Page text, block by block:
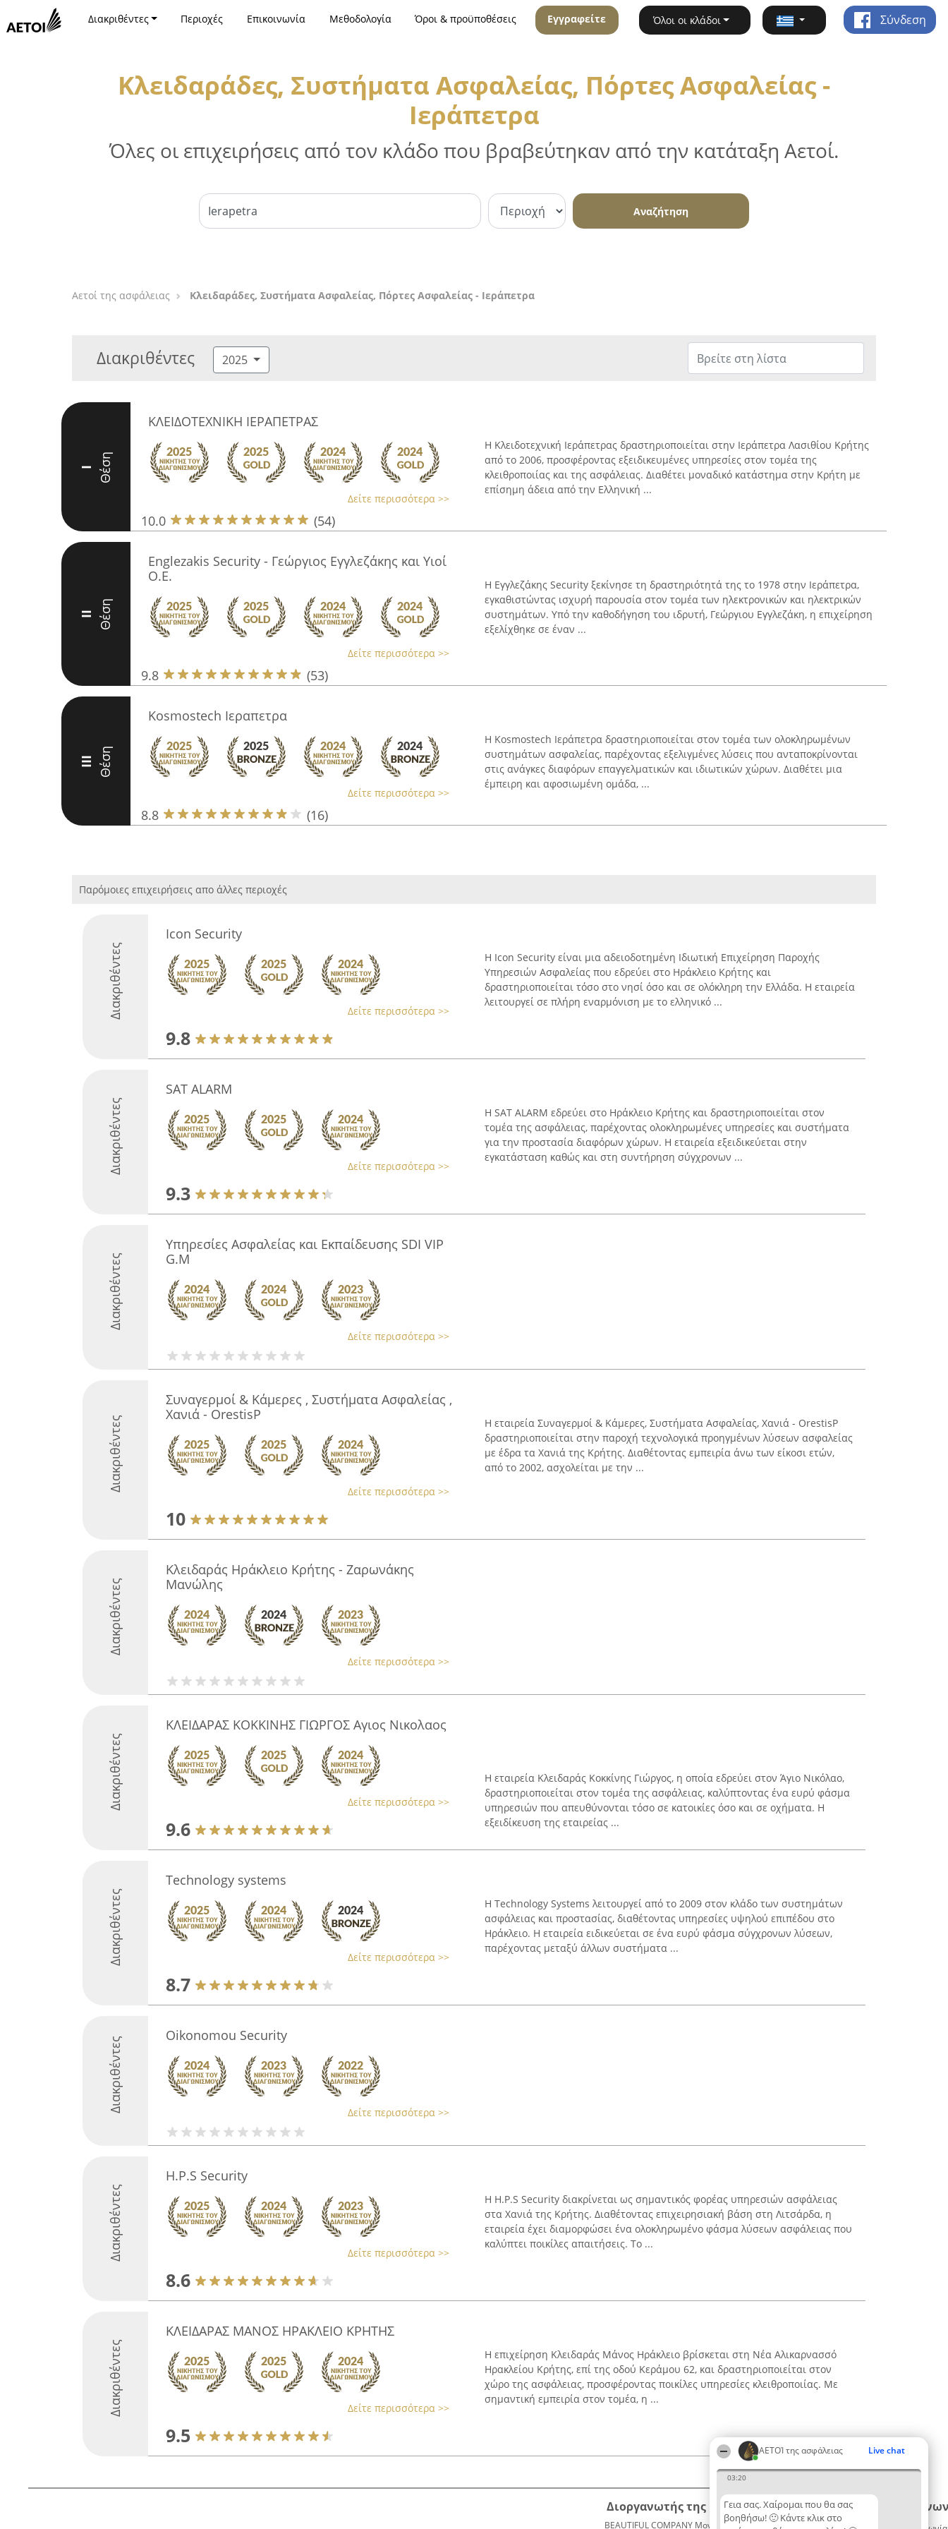
ΑΕΤΟΊ της ασφάλειας Live chat
03:20
Γεια σας. Χαίρομαι που θα σας
βοηθήσω! 🙂 Κάντε κλικ στο
Διακριθέντες Περιοχές Επικοινωνία Μεθοδολογία Όροι & προϋποθέσεις Εγγραφείτε Όλοι οι κλάδοι Σύνδεση
Κλειδαράδες, Συστήματα Ασφαλείας, Πόρτες Ασφαλείας -
Ιεράπετρα
Όλες οι επιχειρήσεις από τον κλάδο που βραβεύτηκαν από την κατάταξη Αετοί.
Αναζήτηση
Αετοί της ασφάλειας Κλειδαράδες, Συστήματα Ασφαλείας, Πόρτες Ασφαλείας - Ιεράπετρα
Διακριθέντες 2025
I Θέση
ΚΛΕΙΔΟΤΕΧΝΙΚΗ ΙΕΡΑΠΕΤΡΑΣ
Δείτε περισσότερα >>
10.0 (54)
Η Κλειδοτεχνική Ιεράπετρας δραστηριοποιείται στην Ιεράπετρα Λασιθίου Κρήτης
από το 2006, προσφέροντας εξειδικευμένες υπηρεσίες στον τομέα της
κλειθροποιίας και της ασφάλειας. Διαθέτει μοναδικό κατάστημα στην Κρήτη με
επίσημη άδεια από την Ελληνική ...
II Θέση
Englezakis Security - Γεώργιος Εγγλεζάκης και Υιοί
Ο.Ε.
Δείτε περισσότερα >>
9.8 (53)
Η Εγγλεζάκης Security ξεκίνησε τη δραστηριότητά της το 1978 στην Ιεράπετρα,
εγκαθιστώντας ισχυρή παρουσία στον τομέα των ηλεκτρονικών και ηλεκτρικών
συστημάτων. Υπό την καθοδήγηση του ιδρυτή, Γεώργιου Εγγλεζάκη, η επιχείρηση
εξελίχθηκε σε έναν ...
III Θέση
Kosmostech Ιεραπετρα
Δείτε περισσότερα >>
8.8 (16)
Η Kosmostech Ιεράπετρα δραστηριοποιείται στον τομέα των ολοκληρωμένων
συστημάτων ασφαλείας, παρέχοντας εξελιγμένες λύσεις που ανταποκρίνονται
στις ανάγκες διαφόρων επαγγελματικών και ιδιωτικών χώρων. Διαθέτει μια
έμπειρη και αφοσιωμένη ομάδα, ...
Παρόμοιες επιχειρήσεις απο άλλες περιοχές
Διακριθέντες
Icon Security
Δείτε περισσότερα >>
9.8
Η Icon Security είναι μια αδειοδοτημένη Ιδιωτική Επιχείρηση Παροχής
Υπηρεσιών Ασφαλείας που εδρεύει στο Ηράκλειο Κρήτης και
δραστηριοποιείται τόσο στο νησί όσο και σε ολόκληρη την Ελλάδα. Η εταιρεία
λειτουργεί σε πλήρη εναρμόνιση με το ελληνικό ...
Διακριθέντες
SAT ALARM
Δείτε περισσότερα >>
9.3
Η SAT ALARM εδρεύει στο Ηράκλειο Κρήτης και δραστηριοποιείται στον
τομέα της ασφάλειας, παρέχοντας ολοκληρωμένες υπηρεσίες και συστήματα
για την προστασία διαφόρων χώρων. Η εταιρεία εξειδικεύεται στην
εγκατάσταση καθώς και στη συντήρηση σύγχρονων ...
Διακριθέντες
Υπηρεσίες Ασφαλείας και Εκπαίδευσης SDI VIP
G.M
Δείτε περισσότερα >>
Διακριθέντες
Συναγερμοί & Κάμερες , Συστήματα Ασφαλείας ,
Χανιά - OrestisP
Δείτε περισσότερα >>
10
Η εταιρεία Συναγερμοί & Κάμερες, Συστήματα Ασφαλείας, Χανιά - OrestisP
δραστηριοποιείται στην παροχή τεχνολογικά προηγμένων λύσεων ασφαλείας
με έδρα τα Χανιά της Κρήτης. Διαθέτοντας εμπειρία άνω των είκοσι ετών,
από το 2002, ασχολείται με την ...
Διακριθέντες
Κλειδαράς Ηράκλειο Κρήτης - Ζαρωνάκης
Μανώλης
Δείτε περισσότερα >>
Διακριθέντες
ΚΛΕΙΔΑΡΑΣ ΚΟΚΚΙΝΗΣ ΓΙΩΡΓΟΣ Αγιος Νικολαος
Δείτε περισσότερα >>
9.6
Η εταιρεία Κλειδαράς Κοκκίνης Γιώργος, η οποία εδρεύει στον Άγιο Νικόλαο,
δραστηριοποιείται στον τομέα της ασφάλειας, καλύπτοντας ένα ευρύ φάσμα
υπηρεσιών που απευθύνονται τόσο σε κατοικίες όσο και σε οχήματα. Η
εξειδίκευση της εταιρείας ...
Διακριθέντες
Technology systems
Δείτε περισσότερα >>
8.7
Η Technology Systems λειτουργεί από το 2009 στον κλάδο των συστημάτων
ασφάλειας και προστασίας, διαθέτοντας υπηρεσίες υψηλού επιπέδου στο
Ηράκλειο. Η εταιρεία ειδικεύεται σε ένα ευρύ φάσμα σύγχρονων λύσεων,
παρέχοντας μεταξύ άλλων συστήματα ...
Διακριθέντες
Oikonomou Security
Δείτε περισσότερα >>
Διακριθέντες
H.P.S Security
Δείτε περισσότερα >>
8.6
Η H.P.S Security διακρίνεται ως σημαντικός φορέας υπηρεσιών ασφάλειας
στα Χανιά της Κρήτης. Διαθέτοντας επιχειρησιακή βάση στη Λιτσάρδα, η
εταιρεία έχει διαμορφώσει ένα ολοκληρωμένο φάσμα λύσεων ασφάλειας που
καλύπτει ποικίλες απαιτήσεις. Το ...
Διακριθέντες
ΚΛΕΙΔΑΡΑΣ ΜΑΝΟΣ ΗΡΑΚΛΕΙΟ ΚΡΗΤΗΣ
Δείτε περισσότερα >>
9.5
Η επιχείρηση Κλειδαράς Μάνος Ηράκλειο βρίσκεται στη Νέα Αλικαρνασσό
Ηρακλείου Κρήτης, επί της οδού Κεράμου 62, και δραστηριοποιείται στον
χώρο της ασφάλειας, προσφέροντας ποικίλες υπηρεσίες κλειθροποιίας. Με
σημαντική εμπειρία στον τομέα, η ...
Διοργανωτής της κατάταξης
BEAUTIFUL COMPANY Μονοπρόσωπη ΙΚΕ
Κατάταξη
Διακριθέντες